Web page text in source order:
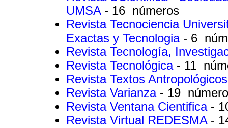
UMSA - 16 números
Revista Tecnociencia
Exactas y Tecnologia - 6
Revista Tecnología,
Revista Tecnológica - 11
Revista Textos
Revista Varianza - 19
Revista Ventana Cientifica -
Revista Virtual REDESMA -